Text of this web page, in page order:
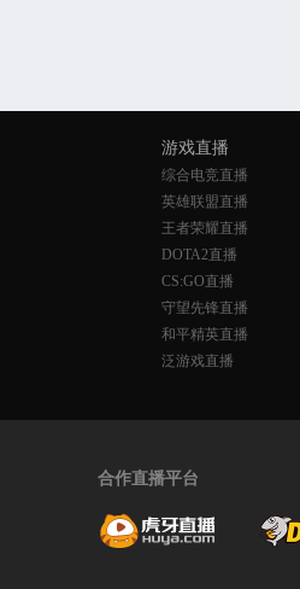
游戏直播
综合电竞直播
英雄联盟直播
王者荣耀直播
DOTA2直播
CS:GO直播
守望先锋直播
和平精英直播
泛游戏直播
合作直播平台